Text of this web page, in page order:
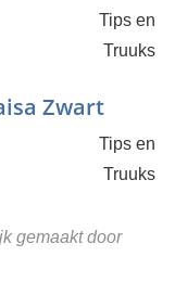
Tips en
Truuks
Zwart
Tips en
Truuks
gemaakt door